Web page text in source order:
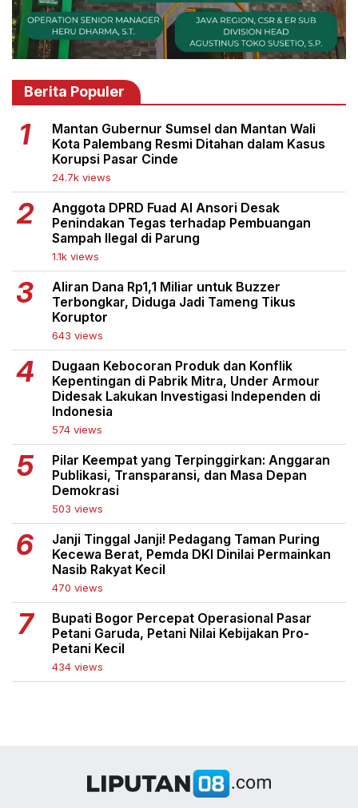
Berita Populer
Mantan Gubernur Sumsel dan Mantan Wali
Kota Palembang Resmi Ditahan dalam Kasus
Korupsi Pasar Cinde
24.7k views
Anggota DPRD Fuad Al Ansori Desak
Penindakan Tegas terhadap Pembuangan
Sampah Ilegal di Parung
1.1k views
Aliran Dana Rp1,1 Miliar untuk Buzzer
Terbongkar, Diduga Jadi Tameng Tikus
Koruptor
643 views
Dugaan Kebocoran Produk dan Konflik
Kepentingan di Pabrik Mitra, Under Armour
Didesak Lakukan Investigasi Independen di
Indonesia
574 views
Pilar Keempat yang Terpinggirkan: Anggaran
Publikasi, Transparansi, dan Masa Depan
Demokrasi
503 views
Janji Tinggal Janji! Pedagang Taman Puring
Kecewa Berat, Pemda DKI Dinilai Permainkan
Nasib Rakyat Kecil
470 views
Bupati Bogor Percepat Operasional Pasar
Petani Garuda, Petani Nilai Kebijakan Pro-
Petani Kecil
434 views